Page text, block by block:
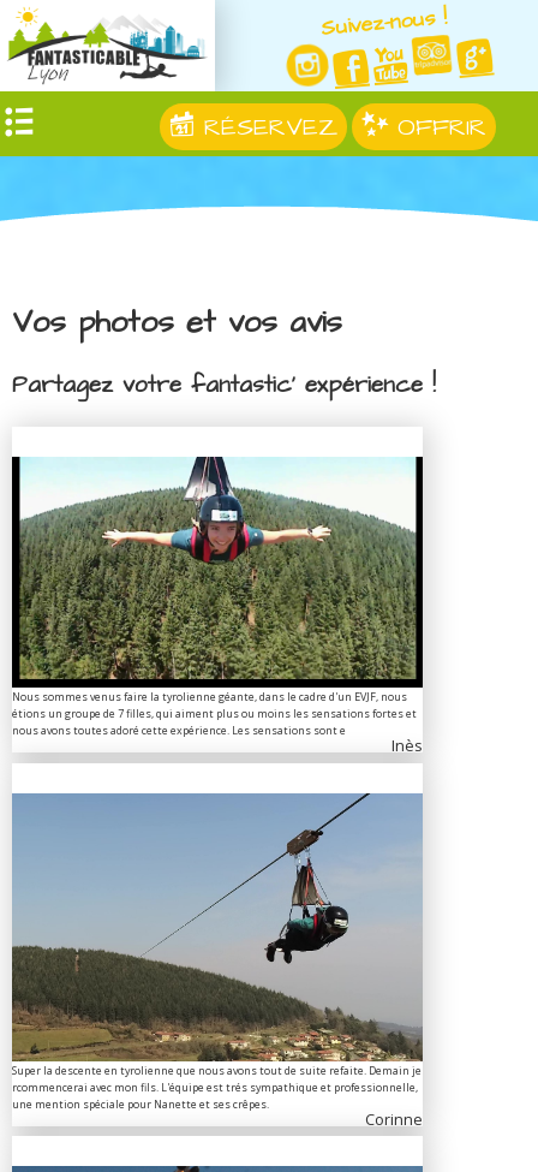
Suivez-nous !
RÉSERVEZ OFFRIR
Vos photos et vos avis
Partagez votre fantastic' expérience !
Nous sommes venus faire la tyrolienne géante, dans le cadre d'un EVJF, nous
étions un groupe de 7 filles, qui aiment plus ou moins les sensations fortes et
nous avons toutes adoré cette expérience. Les sensations sont e
Inès
Super la descente en tyrolienne que nous avons tout de suite refaite. Demain je
rcommencerai avec mon fils. L'équipe est trés sympathique et professionnelle,
une mention spéciale pour Nanette et ses crêpes.
Corinne